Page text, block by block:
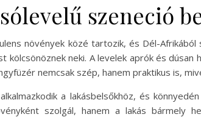
szeneció
növények közé tartozik, és Dél-
kölcsönöznek neki. A levelek aprók és
nemcsak szép, hanem praktikus is,
a lakásbelsőkhöz, és
szolgál, hanem a lakás bármely